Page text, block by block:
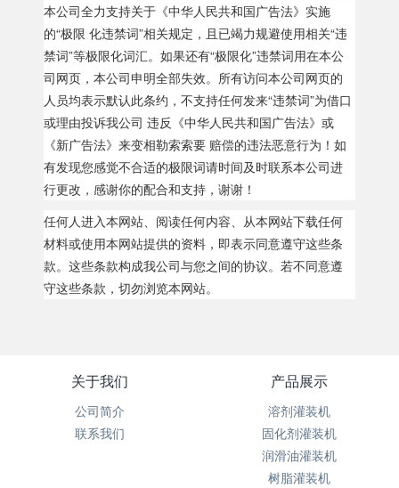
本公司全力支持关于《中华人民共和国广告法》实施
的“极限 化违禁词”相关规定，且已竭力规避使用相关“违
禁词”等极限化词汇。如果还有“极限化”违禁词用在本公
司网页，本公司申明全部失效。所有访问本公司网页的
人员均表示默认此条约，不支持任何发来“违禁词”为借口
或理由投诉我公司 违反《中华人民共和国广告法》或
《新广告法》来变相勒索索要 赔偿的违法恶意行为！如
有发现您感觉不合适的极限词请时间及时联系本公司进
行更改，感谢你的配合和支持，谢谢！
任何人进入本网站、阅读任何内容、从本网站下载任何
材料或使用本网站提供的资料，即表示同意遵守这些条
款。这些条款构成我公司与您之间的协议。若不同意遵
守这些条款，切勿浏览本网站。
关于我们
公司简介
联系我们
产品展示
溶剂灌装机
固化剂灌装机
润滑油灌装机
树脂灌装机